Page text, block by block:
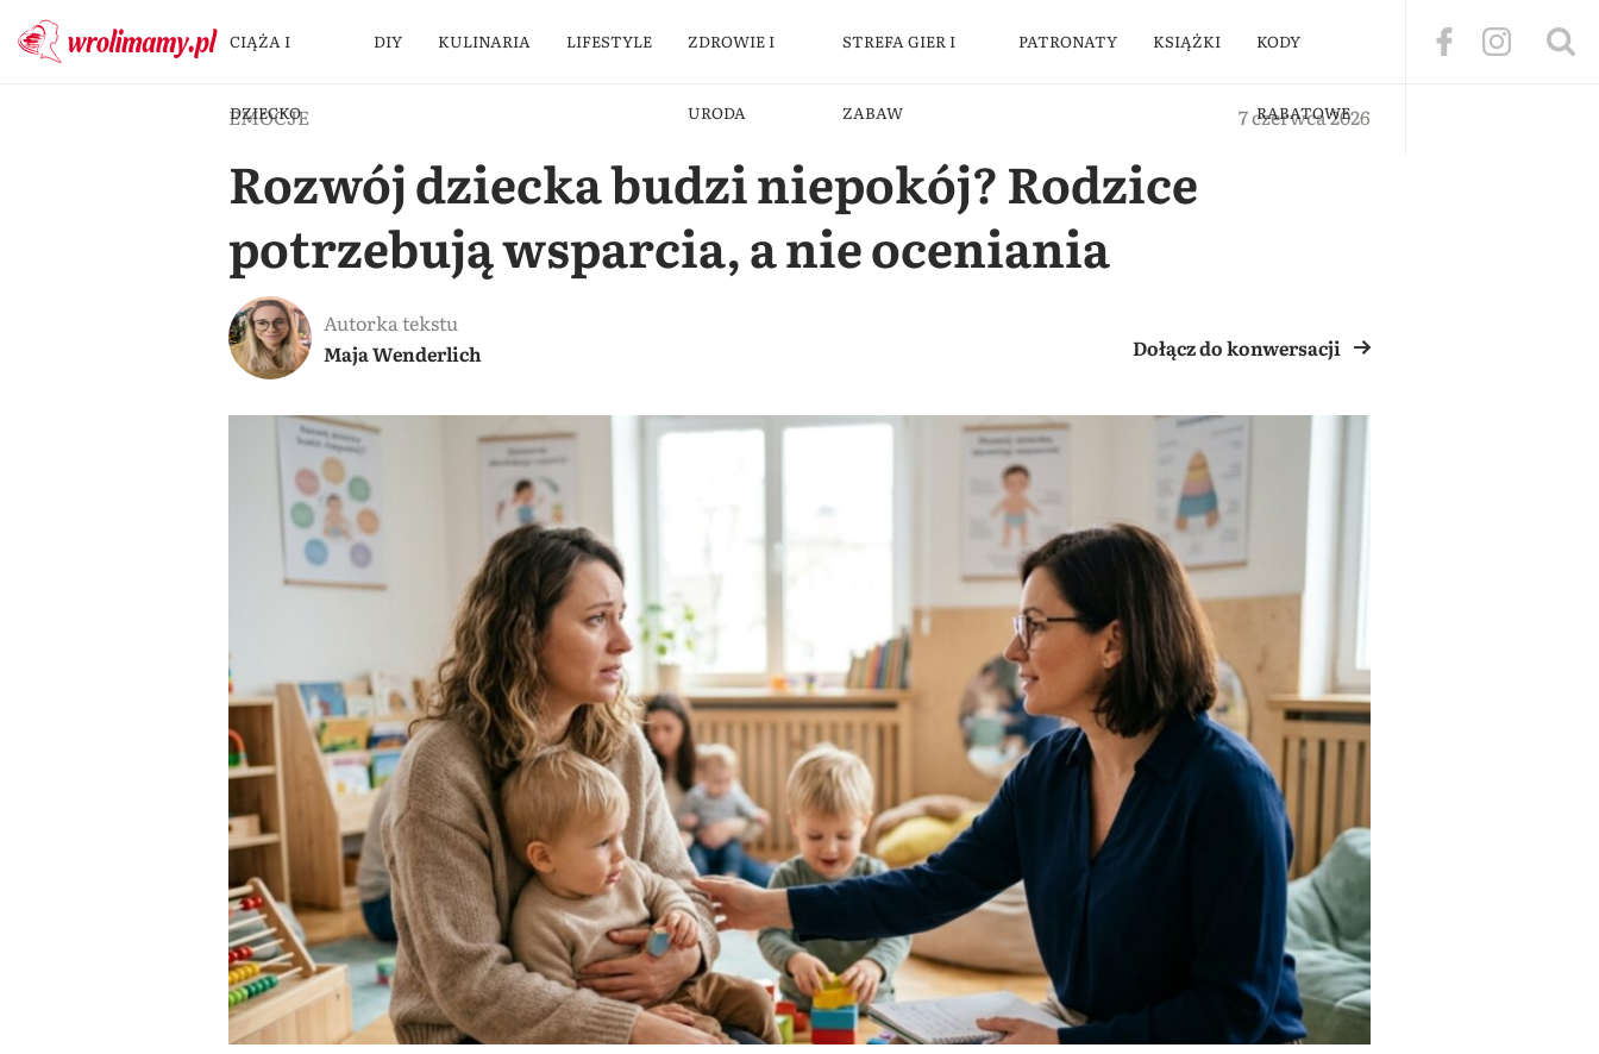
CIĄŻA I
DZIECKO
DIY KULINARIA LIFESTYLE ZDROWIE I
URODA
STREFA GIER I
ZABAW
PATRONATY KSIĄŻKI KODY
RABATOWE
EMOCJE 7 czerwca 2026
Rozwój dziecka budzi niepokój? Rodzice
potrzebują wsparcia, a nie oceniania
Autorka tekstu
Maja Wenderlich
Dołącz do konwersacji